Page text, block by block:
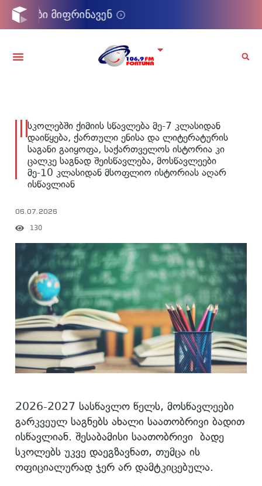
სკოლებში ქიმიის სწავლება მე-7 კლასიდან
დაიწყება, ქართული ენისა და ლიტერატურის
საგანი გაიყოფა, საქართველოს ისტორია კი
ცალკე საგნად შეისწავლება, მოსწავლეები
მე-10 კლასიდან მსოფლიო ისტორიას აღარ
ისწავლიან
06.07.2026
130
2026-2027 სასწავლო წელს, მოსწავლეები
გარკვეულ საგნებს ახალი საათობრივი ბადით
ისწავლიან. შესაბამისი საათობრივი ბადე
სკოლებს უკვე დაეგზავნათ, თუმცა ის
ოფიციალურად ჯერ არ დამტკიცებულა.